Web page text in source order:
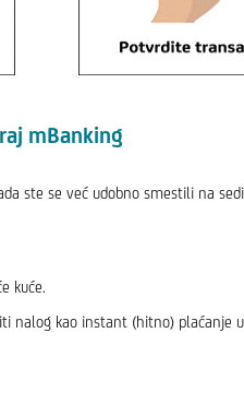
mBanking
ste se već udobno smestili na
kuće.
nalog kao instant (hitno) plaćanje